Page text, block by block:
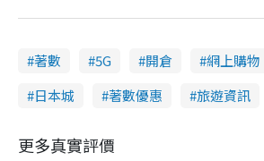
著數 5G 開倉 網上購物
日本城
著數優惠 旅遊資訊
更多真實評價